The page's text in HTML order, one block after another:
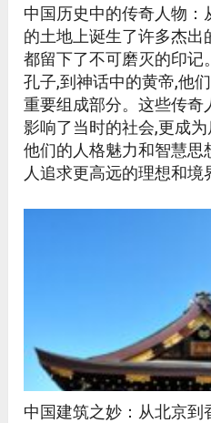
中国历史中的传奇人物
的土地上诞生了许多杰
都留下了不可磨灭的印记
孔子,到神话中的黄帝,他
重要组成部分。这些传奇
影响了当时的社会,更成为
他们的人格魅力和智慧思
人追求更高远的理想和境
中国建筑之妙：从北京到